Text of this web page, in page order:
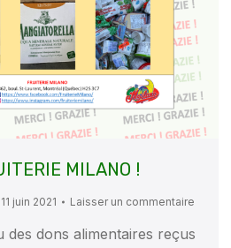
MILANO !
11 juin 2021 Laisser un commentaire
des dons alimentaires reçus